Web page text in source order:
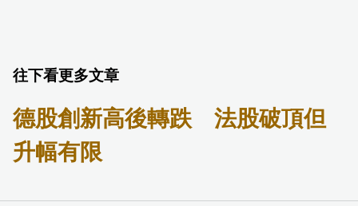
往下看更多文章
德股創新高後轉跌 法股破頂但
升幅有限